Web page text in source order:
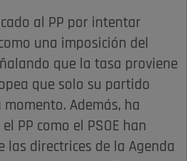
al PP por intentar
una imposición del
que la tasa proviene
que solo su partido
Además, ha
PP como el PSOE han
las directrices de la Agenda